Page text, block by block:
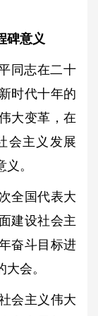
碑意义
同志在二十
时代十年的
大变革，在
会主义发展
。
全国代表大
建设社会主
奋斗目标进
会。
会主义伟大